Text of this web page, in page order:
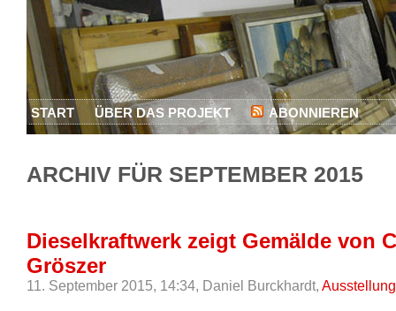
START ÜBER DAS PROJEKT ABONNIEREN
ARCHIV FÜR SEPTEMBER 2015
Dieselkraftwerk zeigt Gemälde von
Gröszer
11. September 2015, 14:34, Daniel Burckhardt, Ausstellung